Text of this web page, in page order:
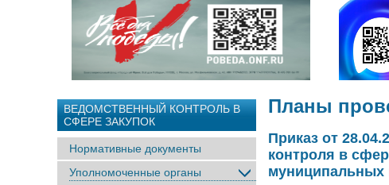
ВЕДОМСТВЕННЫЙ КОНТРОЛЬ В
СФЕРЕ ЗАКУПОК
Нормативные документы
Уполномоченные органы
Планы
Приказ от
контроля в
муниципальных